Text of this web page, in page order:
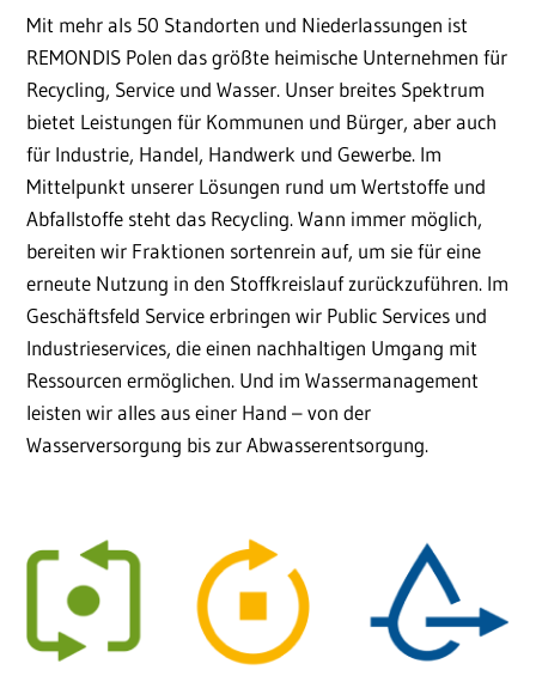
Mit mehr als 50 Standorten und Niederlassungen ist
REMONDIS Polen das größte heimische Unternehmen für
Recycling, Service und Wasser. Unser breites Spektrum
bietet Leistungen für Kommunen und Bürger, aber auch
für Industrie, Handel, Handwerk und Gewerbe. Im
Mittelpunkt unserer Lösungen rund um Wertstoffe und
Abfallstoffe steht das Recycling. Wann immer möglich,
bereiten wir Fraktionen sortenrein auf, um sie für eine
erneute Nutzung in den Stoffkreislauf zurückzuführen. Im
Geschäftsfeld Service erbringen wir Public Services und
Industrieservices, die einen nachhaltigen Umgang mit
Ressourcen ermöglichen. Und im Wassermanagement
leisten wir alles aus einer Hand – von der
Wasserversorgung bis zur Abwasserentsorgung.